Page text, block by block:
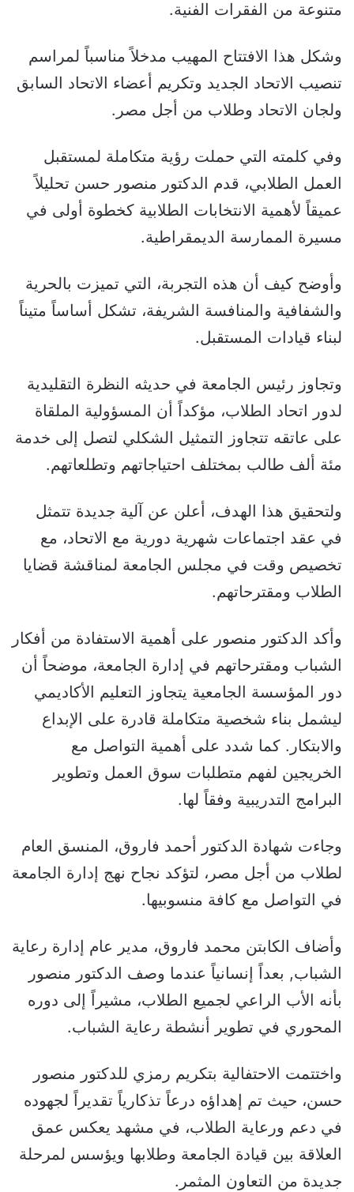
متنوعة من الفقرات الفنية.
وشكل هذا الافتتاح المهيب مدخلاً مناسباً لمراسم
تنصيب الاتحاد الجديد وتكريم أعضاء الاتحاد السابق
ولجان الاتحاد وطلاب من أجل مصر.
وفي كلمته التي حملت رؤية متكاملة لمستقبل
العمل الطلابي، قدم الدكتور منصور حسن تحليلاً
عميقاً لأهمية الانتخابات الطلابية كخطوة أولى في
مسيرة الممارسة الديمقراطية.
وأوضح كيف أن هذه التجربة، التي تميزت بالحرية
والشفافية والمنافسة الشريفة، تشكل أساساً متيناً
لبناء قيادات المستقبل.
وتجاوز رئيس الجامعة في حديثه النظرة التقليدية
لدور اتحاد الطلاب، مؤكداً أن المسؤولية الملقاة
على عاتقه تتجاوز التمثيل الشكلي لتصل إلى خدمة
مئة ألف طالب بمختلف احتياجاتهم وتطلعاتهم.
ولتحقيق هذا الهدف، أعلن عن آلية جديدة تتمثل
في عقد اجتماعات شهرية دورية مع الاتحاد، مع
تخصيص وقت في مجلس الجامعة لمناقشة قضايا
الطلاب ومقترحاتهم.
وأكد الدكتور منصور على أهمية الاستفادة من أفكار
الشباب ومقترحاتهم في إدارة الجامعة، موضحاً أن
دور المؤسسة الجامعية يتجاوز التعليم الأكاديمي
ليشمل بناء شخصية متكاملة قادرة على الإبداع
والابتكار. كما شدد على أهمية التواصل مع
الخريجين لفهم متطلبات سوق العمل وتطوير
البرامج التدريبية وفقاً لها.
وجاءت شهادة الدكتور أحمد فاروق، المنسق العام
لطلاب من أجل مصر، لتؤكد نجاح نهج إدارة الجامعة
في التواصل مع كافة منسوبيها.
وأضاف الكابتن محمد فاروق، مدير عام إدارة رعاية
الشباب, بعداً إنسانياً عندما وصف الدكتور منصور
بأنه الأب الراعي لجميع الطلاب، مشيراً إلى دوره
المحوري في تطوير أنشطة رعاية الشباب.
واختتمت الاحتفالية بتكريم رمزي للدكتور منصور
حسن، حيث تم إهداؤه درعاً تذكارياً تقديراً لجهوده
في دعم ورعاية الطلاب، في مشهد يعكس عمق
العلاقة بين قيادة الجامعة وطلابها ويؤسس لمرحلة
جديدة من التعاون المثمر.